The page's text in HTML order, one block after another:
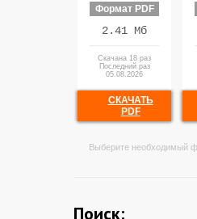
Формат PDF
2.41 Мб
Скачана 18 раз
Последний раз
05.08.2026
СКАЧАТЬ
PDF
Выберите необходимый
Поиск: